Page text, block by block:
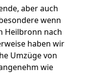
aber auch
wenn
Heilbronn nach
haben wir
Umzüge von
wie